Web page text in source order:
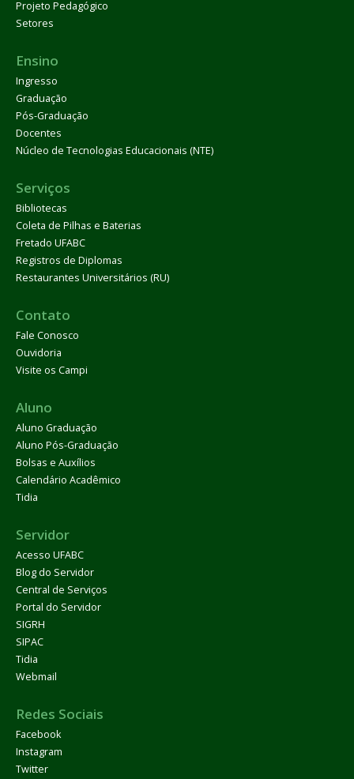
Projeto Pedagógico
Setores
Ensino
Ingresso
Graduação
Pós-Graduação
Docentes
Núcleo de Tecnologias Educacionais (NTE)
Serviços
Bibliotecas
Coleta de Pilhas e Baterias
Fretado UFABC
Registros de Diplomas
Restaurantes Universitários (RU)
Contato
Fale Conosco
Ouvidoria
Visite os Campi
Aluno
Aluno Graduação
Aluno Pós-Graduação
Bolsas e Auxílios
Calendário Acadêmico
Tidia
Servidor
Acesso UFABC
Blog do Servidor
Central de Serviços
Portal do Servidor
SIGRH
SIPAC
Tidia
Webmail
Redes Sociais
Facebook
Instagram
Twitter